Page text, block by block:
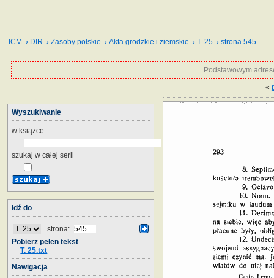
ICM › DIR ›Zasoby polskie ›Akta grodzkie i ziemskie ›T. 25 › strona 545
Podstawowym
«
Wyszukiwanie
w książce
szukaj w całej serii
Idź do
strona:
Pobierz pełen tekst
T. 25.txt
Nawigacja